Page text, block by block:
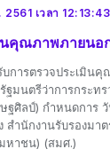
เวลา
คุณภาพภายนอ
การตรวจประเมิน
ฐมนตรีว่าการกระท
ษฐศิลป์) กำหนดการ
สำนักงานรับรองม
หาชน) (สมศ.)